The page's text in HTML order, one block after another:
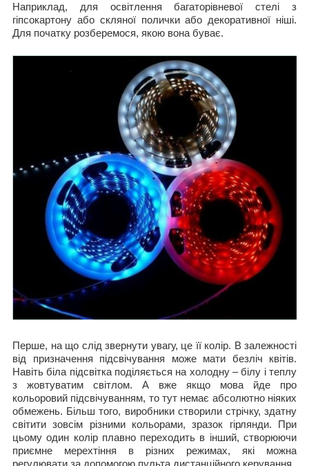
Наприклад, для освітлення багаторівневої стелі з
гіпсокартону або скляної полички або декоративної ніші.
Для початку розберемося, якою вона буває.
Перше, на що слід звернути увагу, це її колір. В залежності
від призначення підсвічування може мати безліч квітів.
Навіть біла підсвітка поділяється на холодну – білу і теплу
з жовтуватим світлом. А вже якщо мова йде про
кольоровий підсвічуванням, то тут немає абсолютно ніяких
обмежень. Більш того, виробники створили стрічку, здатну
світити зовсім різними кольорами, зразок гірлянди. При
цьому один колір плавно переходить в інший, створюючи
приємне мерехтіння в різних режимах, які можна
регулювати за допомогою пульта дистанційного керування.